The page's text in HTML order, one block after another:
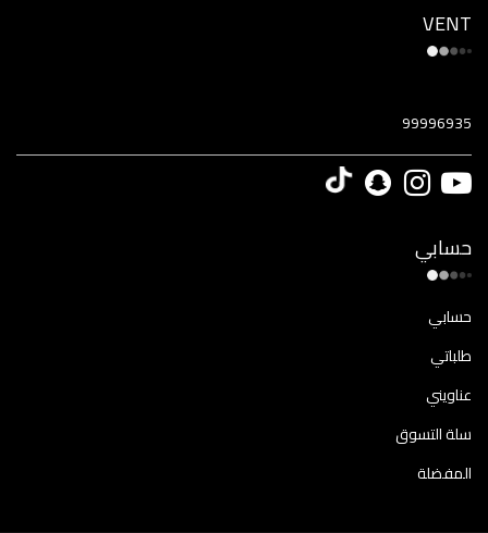
VENT
99996935
حسابي
حسابي
طلباتي
عناويني
سلة التسوق
المفضلة